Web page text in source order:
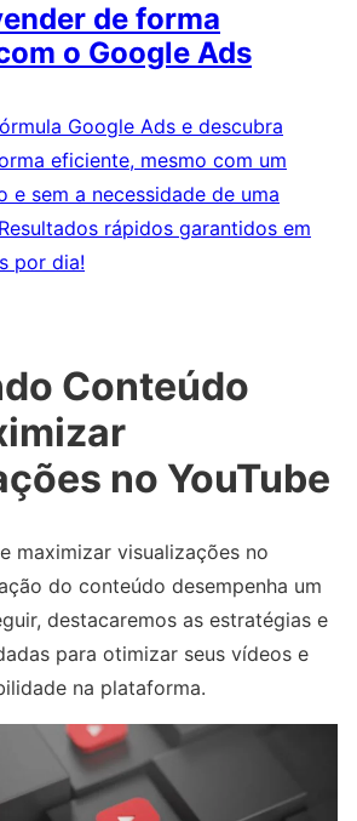
de forma
o Google Ads
Google Ads e descubra
eficiente, mesmo com um
e sem a necessidade de uma
rápidos garantidos em
por dia!
Conteúdo
no YouTube
maximizar visualizações no
do conteúdo desempenha um
destacaremos as estratégias e
para otimizar seus vídeos e
na plataforma.